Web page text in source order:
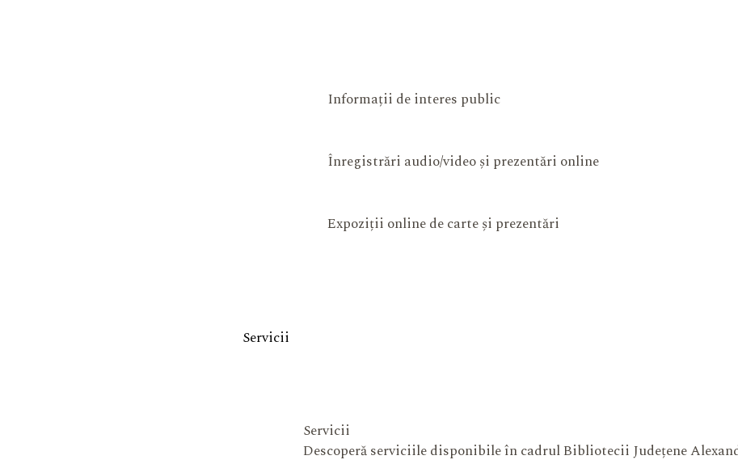
Informații de interes public
Înregistrări audio/video și prezentări online
Expoziții online de carte și prezentări
Servicii
Servicii
Descoperă serviciile disponibile în cadrul Bibliotecii Județene